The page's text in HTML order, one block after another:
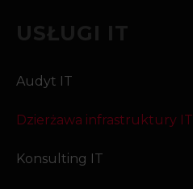
USŁUGI IT
Audyt IT
Dzierżawa infrastruktury IT
Konsulting IT